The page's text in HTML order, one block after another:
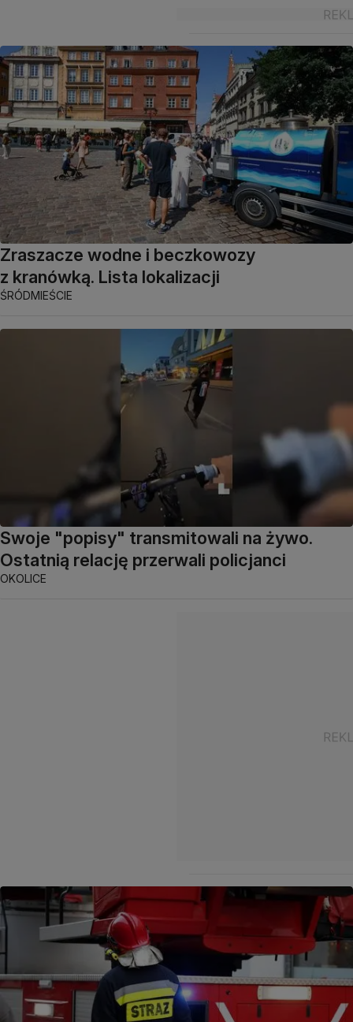
Zraszacze wodne i beczkowozy
z kranówką. Lista lokalizacji
ŚRÓDMIEŚCIE
Swoje "popisy" transmitowali na żywo.
Ostatnią relację przerwali policjanci
OKOLICE